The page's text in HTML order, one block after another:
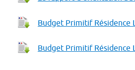
Budget Primitif Résidence
Budget Primitif Résidence